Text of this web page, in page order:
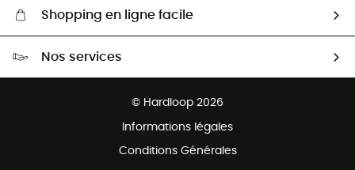
Shopping en ligne facile
Nos services
© Hardloop 2026
Informations légales
Conditions Générales